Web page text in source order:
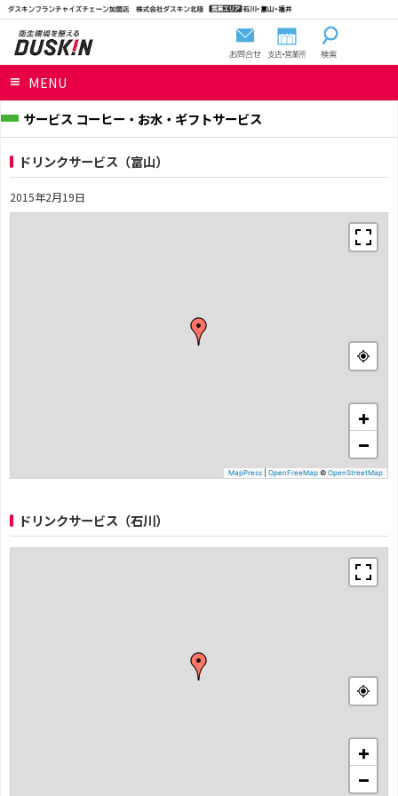
MENU
サービス コーヒー・お水・ギフトサービス
ドリンクサービス（富山）
2015年2月19日
+
−
MapPress OpenFreeMap © OpenStreetMap
ドリンクサービス（石川）
+
−